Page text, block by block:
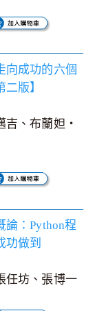
向成功的六個
版】
吉、布蘭妲‧
論：Python程
功做到
任坊、張博一